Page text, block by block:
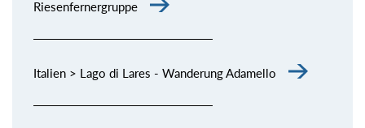
Riesenfernergruppe
Italien > Lago di Lares - Wanderung Adamello